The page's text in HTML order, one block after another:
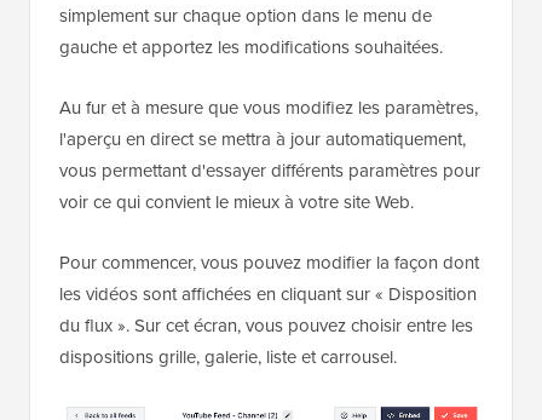
simplement sur chaque option dans le menu de
gauche et apportez les modifications souhaitées.
Au fur et à mesure que vous modifiez les paramètres,
l'aperçu en direct se mettra à jour automatiquement,
vous permettant d'essayer différents paramètres pour
voir ce qui convient le mieux à votre site Web.
Pour commencer, vous pouvez modifier la façon dont
les vidéos sont affichées en cliquant sur « Disposition
du flux ». Sur cet écran, vous pouvez choisir entre les
dispositions grille, galerie, liste et carrousel.